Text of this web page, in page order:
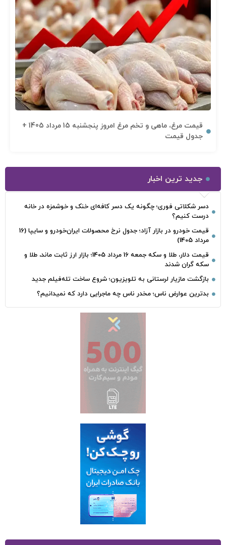
قیمت مرغ، ماهی و تخم مرغ امروز پنجشنبه 15 مرداد 1405 +
جدول قیمت
جدید ترین اخبار
دسر شکلاتی فوری؛ چگونه یک دسر کافه‌ای خنک و خوشمزه در خانه
درست کنیم؟
قیمت خودرو در بازار آزاد؛ جدول نرخ محصولات ایران‌خودرو و سایپا (16
مرداد 1405)
قیمت دلار، طلا و سکه جمعه 16 مرداد 1405؛ بازار ارز ثابت ماند، طلا و
سکه گران شدند
بازگشت مازیار لرستانی به تلویزیون؛ شروع ساخت تله‌فیلم جدید
بدترین عوارض ناس؛ مخدر ناس چه ماجرایی دارد که نمیدانیم؟